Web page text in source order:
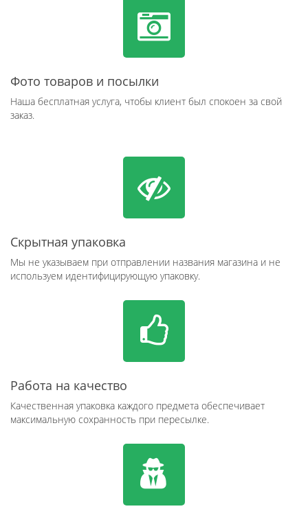
Фото товаров и посылки
Наша бесплатная услуга, чтобы клиент был спокоен за свой
заказ.
Скрытная упаковка
Мы не указываем при отправлении названия магазина и не
используем идентифицирующую упаковку.
Работа на качество
Качественная упаковка каждого предмета обеспечивает
максимальную сохранность при пересылке.